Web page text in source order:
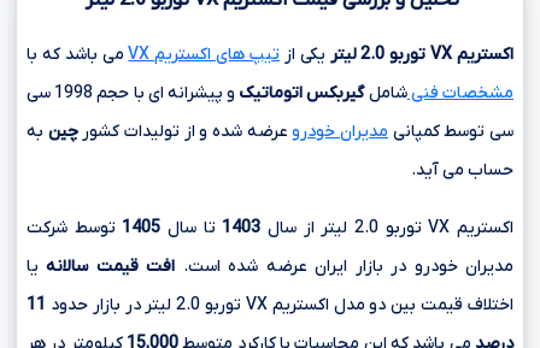
اکستریم VXتوربو 2.0لیتر یکی از تیپ های اکستریم VX
می باشد که با
مشخصات فنیشاملگیربکس اتوماتیک و پیشرانه ای با حجم
1998 سی
سیتوسط کمپانی مدیران خودروعرضه شده و از تولیدات کشورچین به
حساب می آید.
اکستریم VX توربو 2.0 لیتر از سال 1403 تا سال 1405 توسط شرکت
مدیران خودرو در بازار ایران عرضه شده است. افت قیمت سالانهیا
اختلاف قیمت بین دو مدل اکستریم VX توربو 2.0 لیتر در بازار حدود
11
درصد می باشد که این محاسبات با کارکرد متوسط15,000 کیلومتر در هر